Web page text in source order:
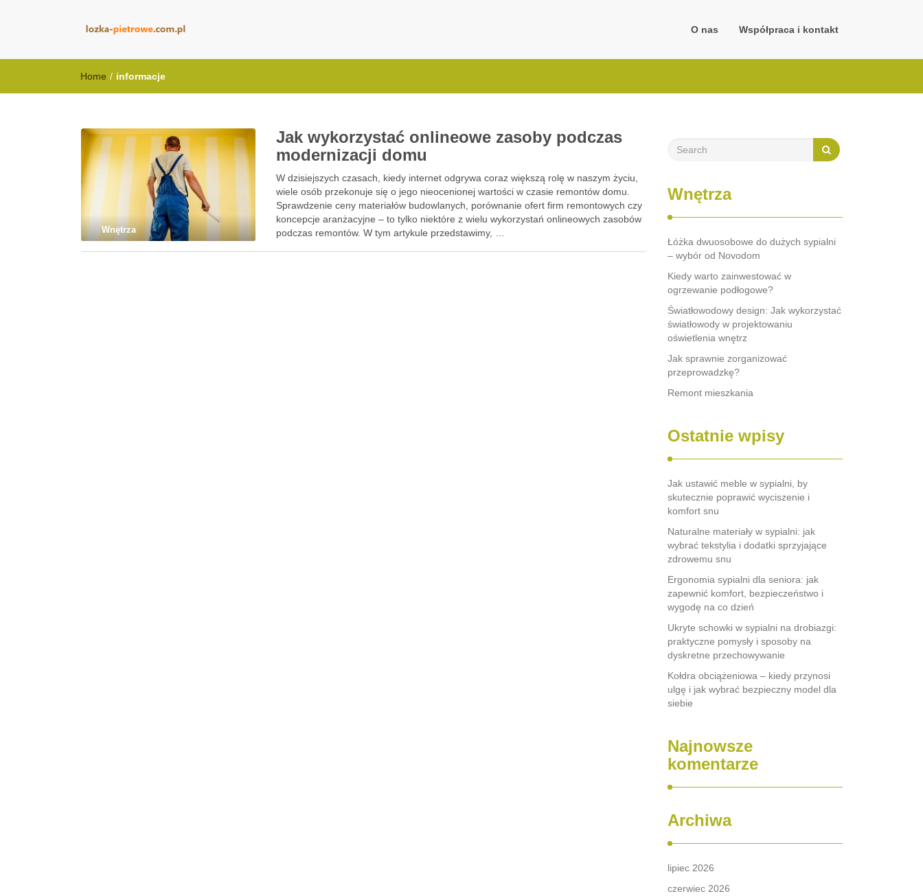
O nas Współpraca i kontakt
Home / informacje
Wnętrza
Jak wykorzystać onlineowe zasoby podczas
modernizacji domu
W dzisiejszych czasach, kiedy internet odgrywa coraz większą rolę w naszym życiu,
wiele osób przekonuje się o jego nieocenionej wartości w czasie remontów domu.
Sprawdzenie ceny materiałów budowlanych, porównanie ofert firm remontowych czy
koncepcje aranżacyjne – to tylko niektóre z wielu wykorzystań onlineowych zasobów
podczas remontów. W tym artykule przedstawimy, …
Wnętrza
Łóżka dwuosobowe do dużych sypialni
– wybór od Novodom
Kiedy warto zainwestować w
ogrzewanie podłogowe?
Światłowodowy design: Jak wykorzystać
światłowody w projektowaniu
oświetlenia wnętrz
Jak sprawnie zorganizować
przeprowadzkę?
Remont mieszkania
Ostatnie wpisy
Jak ustawić meble w sypialni, by
skutecznie poprawić wyciszenie i
komfort snu
Naturalne materiały w sypialni: jak
wybrać tekstylia i dodatki sprzyjające
zdrowemu snu
Ergonomia sypialni dla seniora: jak
zapewnić komfort, bezpieczeństwo i
wygodę na co dzień
Ukryte schowki w sypialni na drobiazgi:
praktyczne pomysły i sposoby na
dyskretne przechowywanie
Kołdra obciążeniowa – kiedy przynosi
ulgę i jak wybrać bezpieczny model dla
siebie
Najnowsze
komentarze
Archiwa
lipiec 2026
czerwiec 2026